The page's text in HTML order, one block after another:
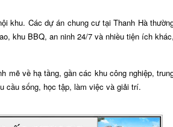
khu. Các dự án chung cư tại Thanh Hà
khu BBQ, an ninh 24/7 và nhiều tiện ích
mẽ về hạ tầng, gần các khu công nghiệp,
cầu sống, học tập, làm việc và giải trí.